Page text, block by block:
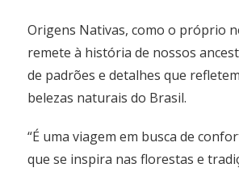
Origens Nativas, como o próprio
remete à história de nossos
de padrões e detalhes que
belezas naturais do Brasil.
“É uma viagem em busca de
que se inspira nas florestas e